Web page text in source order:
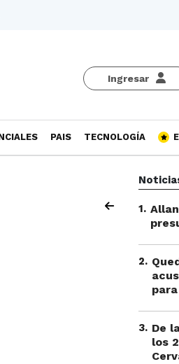
Ingresar
PAIS TECNOLOGÍA
1.
2.
3. De
los